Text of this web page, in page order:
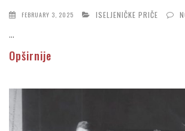
FEBRUARY 3, 2025 ISELJENIČKE PRIČE
...
Opširnije